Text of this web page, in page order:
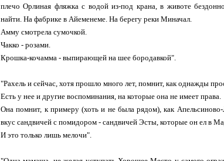
плечо Орлиная фляжка с водой из-под крана, в животе
найти. На фабрике в Айеменеме. На берегу реки Миначал.
Амму смотрела сумочкой.
Чакко - розами.
Крошка-кочамма - выпирающей на шее бородавкой".
"Рахель и сейчас, хотя прошло много лет, помнит, как однажды
Есть у нее и другие воспоминания, на которые она не имеет права.
Она помнит, к примеру (хоть и не была рядом), как
вкус сандвичей с помидором - сандвичей Эсты, которые он ел в
И это только лишь мелочи".